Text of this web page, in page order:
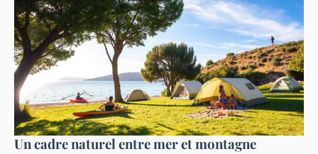
Un cadre naturel entre mer et montagne